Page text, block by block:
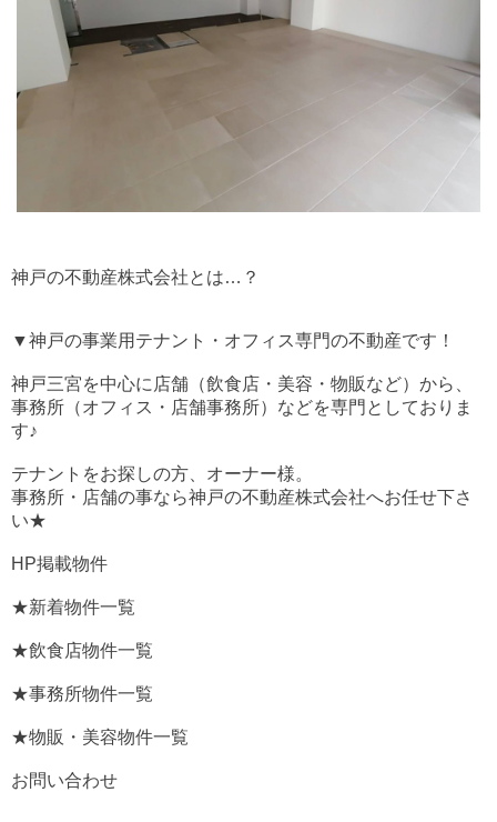
神戸の不動産株式会社とは…？
▼神戸の事業用テナント・オフィス専門の不動産です！
神戸三宮を中心に店舗（飲食店・美容・物販など）から、
事務所（オフィス・店舗事務所）などを専門としておりま
す♪
テナントをお探しの方、オーナー様。
事務所・店舗の事なら神戸の不動産株式会社へお任せ下さ
い★
HP掲載物件
★新着物件一覧
★飲食店物件一覧
★事務所物件一覧
★物販・美容物件一覧
お問い合わせ